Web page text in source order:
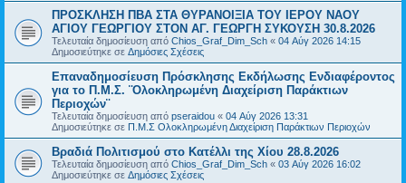
ΠΡΟΣΚΛΗΣΗ ΠΒΑ ΣΤΑ ΘΥΡΑΝΟΙΞΙΑ ΤΟΥ ΙΕΡΟΥ ΝΑΟΥ
ΑΓΙΟΥ ΓΕΩΡΓΙΟΥ ΣΤΟΝ ΑΓ. ΓΕΩΡΓΗ ΣΥΚΟΥΣΗ 30.8.2026
Τελευταία δημοσίευση από Chios_Graf_Dim_Sch « 04 Αύγ 2026 14:15
Δημοσιεύτηκε σε Δημόσιες Σχέσεις
Επαναδημοσίευση Πρόσκλησης Εκδήλωσης Ενδιαφέροντος
για το Π.Μ.Σ. ¨Ολοκληρωμένη Διαχείριση Παράκτιων
Περιοχών¨
Τελευταία δημοσίευση από pseraidou « 04 Αύγ 2026 13:31
Δημοσιεύτηκε σε Π.Μ.Σ Ολοκληρωμένη Διαχείριση Παράκτιων Περιοχών
Βραδιά Πολιτισμού στο Κατέλλι της Χίου 28.8.2026
Τελευταία δημοσίευση από Chios_Graf_Dim_Sch « 03 Αύγ 2026 16:02
Δημοσιεύτηκε σε Δημόσιες Σχέσεις